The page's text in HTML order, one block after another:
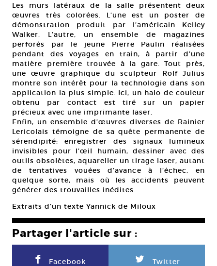
Les murs latéraux de la salle présentent deux
œuvres très colorées. L’une est un poster de
démonstration produit par l’américain Kelley
Walker. L’autre, un ensemble de magazines
perforés par le jeune Pierre Paulin réalisées
pendant des voyages en train, à partir d’une
matière première trouvée à la gare. Tout près,
une œuvre graphique du sculpteur Rolf Julius
montre son intérêt pour la technologie dans son
application la plus simple. Ici, un halo de couleur
obtenu par contact est tiré sur un papier
précieux avec une imprimante laser.
Enfin, un ensemble d’œuvres diverses de Rainier
Lericolais témoigne de sa quête permanente de
sérendipité: enregistrer des signaux lumineux
invisibles pour l’œil humain, dessiner avec des
outils obsolètes, aquareller un tirage laser, autant
de tentatives vouées d’avance à l’échec, en
quelque sorte, mais où les accidents peuvent
générer des trouvailles inédites.
Extraits d’un texte Yannick de Miloux
Partager l'article sur :
F Facebook L Twitter